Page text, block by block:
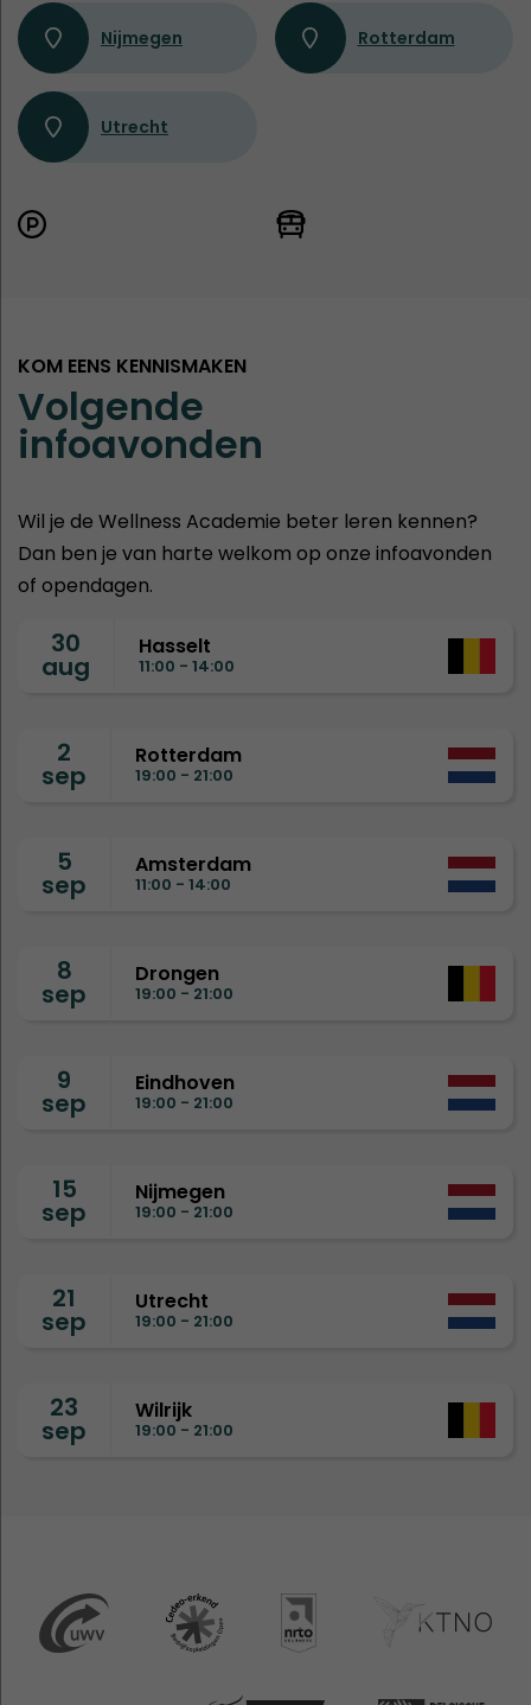
Nijmegen Rotterdam
Utrecht
KOM EENS KENNISMAKEN
Volgende
infoavonden
Wil je de Wellness Academie beter leren kennen?
Dan ben je van harte welkom op onze infoavonden
of opendagen.
30
aug
Hasselt
11:00 - 14:00
2
sep
Rotterdam
19:00 - 21:00
5
sep
Amsterdam
11:00 - 14:00
8
sep
Drongen
19:00 - 21:00
9
sep
Eindhoven
19:00 - 21:00
15
sep
Nijmegen
19:00 - 21:00
21
sep
Utrecht
19:00 - 21:00
23
sep
Wilrijk
19:00 - 21:00